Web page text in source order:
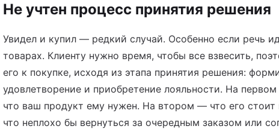
Не учтен процесс принятия решения
Увидел и купил — редкий случай. Особенно если речь
товарах. Клиенту нужно время, чтобы все взвесить,
его к покупке, исходя из этапа принятия решения:
удовлетворение и приобретение лояльности. На
что ваш продукт ему нужен. На втором — что его
что неплохо бы вернуться за очередным заказом или